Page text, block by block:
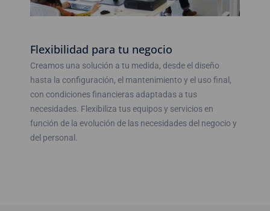
Flexibilidad para tu negocio
Creamos una solución a tu medida, desde el diseño
hasta la configuración, el mantenimiento y el uso final,
con condiciones financieras adaptadas a tus
necesidades. Flexibiliza tus equipos y servicios en
función de la evolución de las necesidades del negocio y
del personal.